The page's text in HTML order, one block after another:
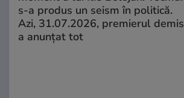
s-a produs un seism în politică.
Azi, 31.07.2026, premierul demis
a anunțat tot